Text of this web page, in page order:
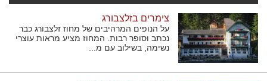
צימרים בזלצבורג
על הנופים המרהיבים של מחוז זלצבורג כבר
נכתב וסופר רבות. המחוז מציע מראות עוצרי
נשימה, בשילוב עם מ...